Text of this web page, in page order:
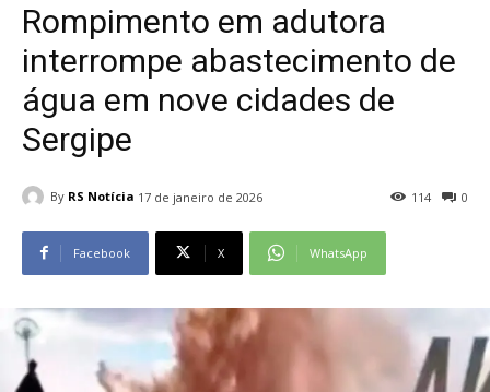
Rompimento em adutora
interrompe abastecimento de
água em nove cidades de
Sergipe
By RS Notícia 17 de janeiro de 2026 0
114
Facebook X WhatsApp